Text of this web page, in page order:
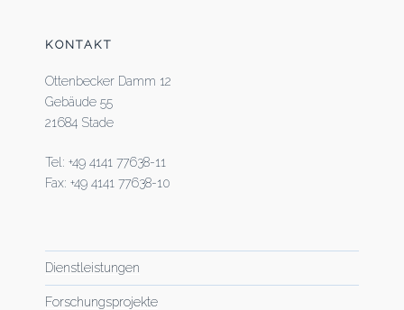
KONTAKT
Ottenbecker Damm 12
Gebäude 55
21684 Stade
Tel: +49 4141 77638-11
Fax: +49 4141 77638-10
Dienstleistungen
Forschungsprojekte